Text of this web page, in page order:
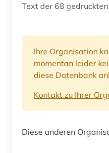
Text der 68
Ihre Organisation
momentan leider
diese Datenbank
Kontakt zu Ihrer
Diese anderen